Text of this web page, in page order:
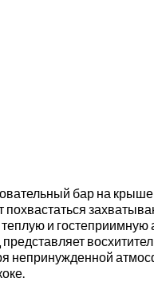
бар на
и
непринужденной